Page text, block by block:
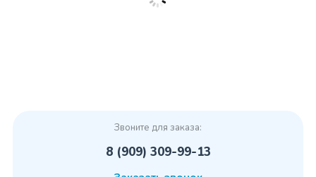
Звоните для заказа:
8 (909) 309-99-13